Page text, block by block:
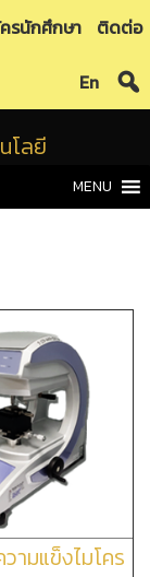
รนักศึกษา ติดต่อ
En
MENU
ามแข็งไมโคร